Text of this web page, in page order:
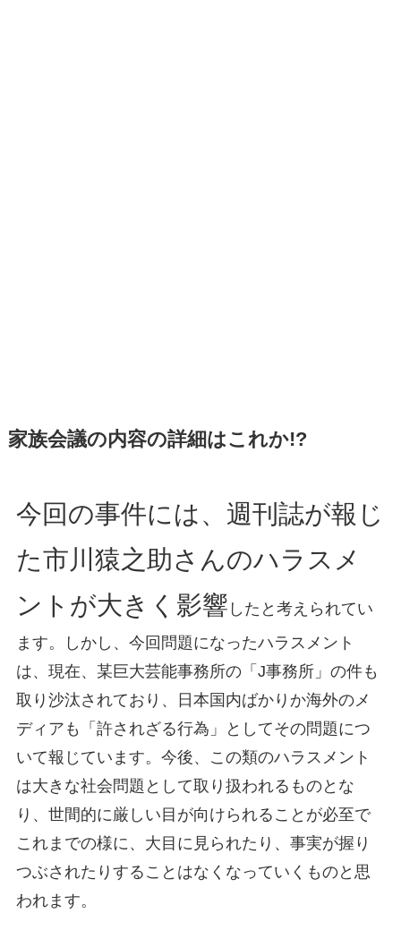
家族会議の内容の詳細はこれか!?
今回の事件には、週刊誌が報じ
た市川猿之助さんのハラスメ
ントが大きく影響 したと考えられてい
ます。しかし、今回問題になったハラスメント
は、現在、某巨大芸能事務所の「J事務所」の件も
取り沙汰されており、日本国内ばかりか海外のメ
ディアも「許されざる行為」としてその問題につ
いて報じています。今後、この類のハラスメント
は大きな社会問題として取り扱われるものとな
り、世間的に厳しい目が向けられることが必至で
これまでの様に、大目に見られたり、事実が握り
つぶされたりすることはなくなっていくものと思
われます。